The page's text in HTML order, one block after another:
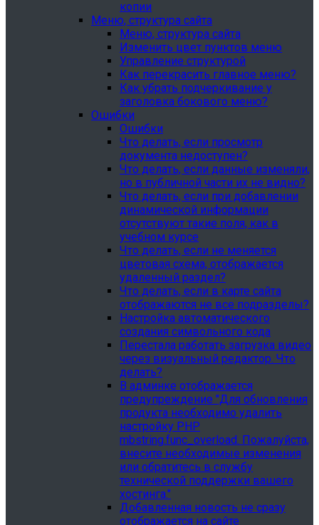
копии
Меню, структура сайта
Меню, структура сайта
Изменить цвет пунктов меню
Управление структурой
Как перекрасить главное меню?
Как убрать подчеркивание у
заголовка бокового меню?
Ошибки
Ошибки
Что делать, если просмотр
документа недоступен?
Что делать, если данные изменяли,
но в публичной части их не видно?
Что делать, если при добавлении
динамической информации
отсутствуют такие поля, как в
учебном курсе
Что делать, если не меняется
цветовая схема, отображается
удаленный раздел?
Что делать, если в карте сайта
отображаются не все подразделы?
Настройка автоматического
создания символьного кода
Перестала работать загрузка видео
через визуальный редактор. Что
делать?
В админке отображается
предупреждение "Для обновления
продукта необходимо удалить
настройку PHP
mbstring.func_overload. Пожалуйста,
внесите необходимые изменения
или обратитесь в службу
технической поддержки вашего
хостинга."
Добавленная новость не сразу
отображается на сайте